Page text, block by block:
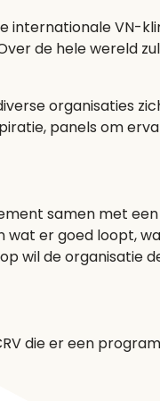
internationale VN-
de hele wereld
organisaties
panels om
samen met
er goed loopt,
wil de organisatie
die er een